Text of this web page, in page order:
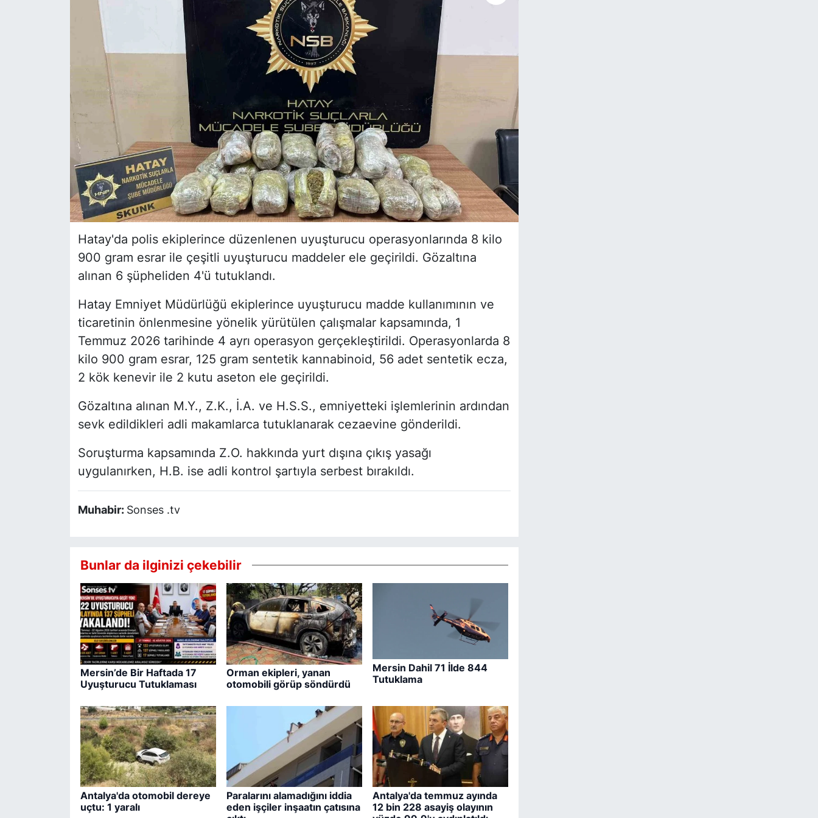
Hatay'da polis ekiplerince düzenlenen uyuşturucu operasyonlarında 8 kilo
900 gram esrar ile çeşitli uyuşturucu maddeler ele geçirildi. Gözaltına
alınan 6 şüpheliden 4'ü tutuklandı.
Hatay Emniyet Müdürlüğü ekiplerince uyuşturucu madde kullanımının ve
ticaretinin önlenmesine yönelik yürütülen çalışmalar kapsamında, 1
Temmuz 2026 tarihinde 4 ayrı operasyon gerçekleştirildi. Operasyonlarda 8
kilo 900 gram esrar, 125 gram sentetik kannabinoid, 56 adet sentetik ecza,
2 kök kenevir ile 2 kutu aseton ele geçirildi.
Gözaltına alınan M.Y., Z.K., İ.A. ve H.S.S., emniyetteki işlemlerinin ardından
sevk edildikleri adli makamlarca tutuklanarak cezaevine gönderildi.
Soruşturma kapsamında Z.O. hakkında yurt dışına çıkış yasağı
uygulanırken, H.B. ise adli kontrol şartıyla serbest bırakıldı.
Muhabir: Sonses .tv
Bunlar da ilginizi çekebilir
Mersin’de Bir Haftada 17
Uyuşturucu Tutuklaması
Orman ekipleri, yanan
otomobili görüp söndürdü
Mersin Dahil 71 İlde 844
Tutuklama
Antalya'da otomobil dereye
uçtu: 1 yaralı
Paralarını alamadığını iddia
eden işçiler inşaatın çatısına
Antalya'da temmuz ayında
12 bin 228 asayiş olayının
YEREL HABER
Haberde insan
Tanıtım